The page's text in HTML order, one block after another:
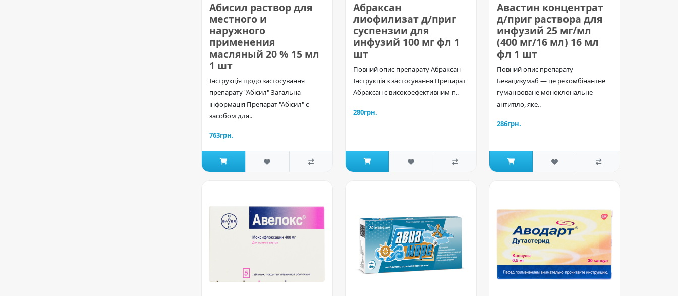
Абисил раствор для
местного и
наружного
применения
масляный 20 % 15 мл
1 шт
Інструкція щодо застосування
препарату "Абісил" Загальна
інформація Препарат "Абісил" є
засобом для..
763грн.
Абраксан
лиофилизат д/приг
суспензии для
инфузий 100 мг фл 1
шт
Повний опис препарату Абраксан
Інструкція з застосування Препарат
Абраксан є високоефективним п..
280грн.
Авастин концентрат
д/приг раствора для
инфузий 25 мг/мл
(400 мг/16 мл) 16 мл
фл 1 шт
Повний опис препарату
Бевацизумаб — це рекомбінантне
гуманізоване моноклональне
антитіло, яке..
286грн.